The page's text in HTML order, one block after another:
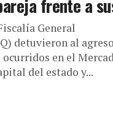
frente a
General
detuvieron al
en el
del estado y...